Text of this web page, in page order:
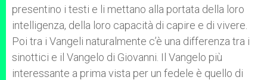
presentino i testi e li mettano alla portata della loro
intelligenza, della loro capacità di capire e di vivere.
Poi tra i Vangeli naturalmente c’è una differenza tra i
sinottici e il Vangelo di Giovanni. Il Vangelo più
interessante a prima vista per un fedele è quello di